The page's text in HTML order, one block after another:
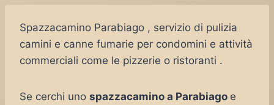
Spazzacamino Parabiago , servizio di pulizia
camini e canne fumarie per condomini e attività
commerciali come le pizzerie o ristoranti .
Se cerchi uno spazzacamino a Parabiago e